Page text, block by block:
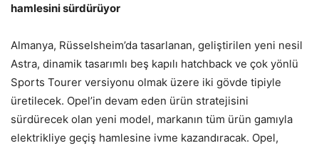
hamlesini sürdürüyor
Almanya, Rüsselsheim’da tasarlanan, geliştirilen yeni nesil
Astra, dinamik tasarımlı beş kapılı hatchback ve çok yönlü
Sports Tourer versiyonu olmak üzere iki gövde tipiyle
üretilecek. Opel’in devam eden ürün stratejisini
sürdürecek olan yeni model, markanın tüm ürün gamıyla
elektrikliye geçiş hamlesine ivme kazandıracak. Opel,